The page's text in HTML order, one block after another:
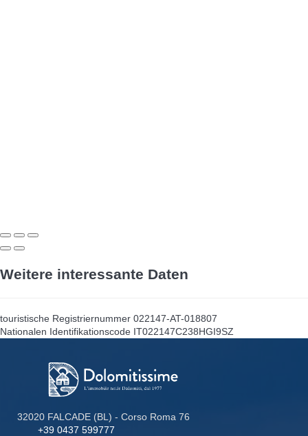
Weitere interessante Daten
touristische Registriernummer 022147-AT-018807
Nationalen Identifikationscode IT022147C238HGI9SZ
32020 FALCADE (BL) - Corso Roma 76
+39 0437 599777